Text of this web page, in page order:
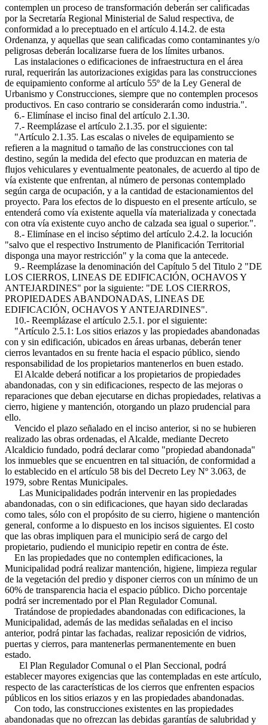
contemplen un proceso de transformación deberán ser calificadas
por la Secretaría Regional Ministerial de Salud respectiva, de
conformidad a lo preceptuado en el artículo 4.14.2. de esta
Ordenanza, y aquellas que sean calificadas como contaminantes y/o
peligrosas deberán localizarse fuera de los límites urbanos.
Las instalaciones o edificaciones de infraestructura en el área
rural, requerirán las autorizaciones exigidas para las construcciones
de equipamiento conforme al artículo 55º de la Ley General de
Urbanismo y Construcciones, siempre que no contemplen procesos
productivos. En caso contrario se considerarán como industria.".
6.- Elimínase el inciso final del artículo 2.1.30.
7.- Reemplázase el artículo 2.1.35. por el siguiente:
"Artículo 2.1.35. Las escalas o niveles de equipamiento se
refieren a la magnitud o tamaño de las construcciones con tal
destino, según la medida del efecto que produzcan en materia de
flujos vehiculares y eventualmente peatonales, de acuerdo al tipo de
vía existente que enfrentan, al número de personas contemplado
según carga de ocupación, y a la cantidad de estacionamientos del
proyecto. Para los efectos de lo dispuesto en el presente artículo, se
entenderá como vía existente aquella vía materializada y conectada
con otra vía existente cuyo ancho de calzada sea igual o superior.".
8.- Elimínase en el inciso séptimo del artículo 2.4.2. la locución
"salvo que el respectivo Instrumento de Planificación Territorial
disponga una mayor restricción" y la coma que la antecede.
9.- Reemplázase la denominación del Capítulo 5 del Titulo 2 "DE
LOS CIERROS, LINEAS DE EDIFICACIÓN, OCHAVOS Y
ANTEJARDINES" por la siguiente: "DE LOS CIERROS,
PROPIEDADES ABANDONADAS, LINEAS DE
EDIFICACIÓN, OCHAVOS Y ANTEJARDINES".
10.- Reemplázase el artículo 2.5.1. por el siguiente:
"Artículo 2.5.1: Los sitios eriazos y las propiedades abandonadas
con y sin edificación, ubicados en áreas urbanas, deberán tener
cierros levantados en su frente hacia el espacio público, siendo
responsabilidad de los propietarios mantenerlos en buen estado.
El Alcalde deberá notificar a los propietarios de propiedades
abandonadas, con y sin edificaciones, respecto de las mejoras o
reparaciones que deban ejecutarse en dichas propiedades, relativas a
cierro, higiene y mantención, otorgando un plazo prudencial para
ello.
Vencido el plazo señalado en el inciso anterior, si no se hubieren
realizado las obras ordenadas, el Alcalde, mediante Decreto
Alcaldicio fundado, podrá declarar como "propiedad abandonada"
los inmuebles que se encuentren en tal situación, de conformidad a
lo establecido en el artículo 58 bis del Decreto Ley Nº 3.063, de
1979, sobre Rentas Municipales.
Las Municipalidades podrán intervenir en las propiedades
abandonadas, con o sin edificaciones, que hayan sido declaradas
como tales, sólo con el propósito de su cierro, higiene o mantención
general, conforme a lo dispuesto en los incisos siguientes. El costo
que las obras impliquen para el municipio será de cargo del
propietario, pudiendo el municipio repetir en contra de éste.
En las propiedades que no contemplen edificaciones, la
Municipalidad podrá realizar mantención, higiene, limpieza regular
de la vegetación del predio y disponer cierros con un mínimo de un
60% de transparencia hacia el espacio público. Dicho porcentaje
podrá ser incrementado por el Plan Regulador Comunal.
Tratándose de propiedades abandonadas con edificaciones, la
Municipalidad, además de las medidas señaladas en el inciso
anterior, podrá pintar las fachadas, realizar reposición de vidrios,
puertas y cierros, para mantenerlas permanentemente en buen
estado.
El Plan Regulador Comunal o el Plan Seccional, podrá
establecer mayores exigencias que las contempladas en este artículo,
respecto de las características de los cierros que enfrenten espacios
públicos en los sitios eriazos y en las propiedades abandonadas.
Con todo, las construcciones existentes en las propiedades
abandonadas que no ofrezcan las debidas garantías de salubridad y